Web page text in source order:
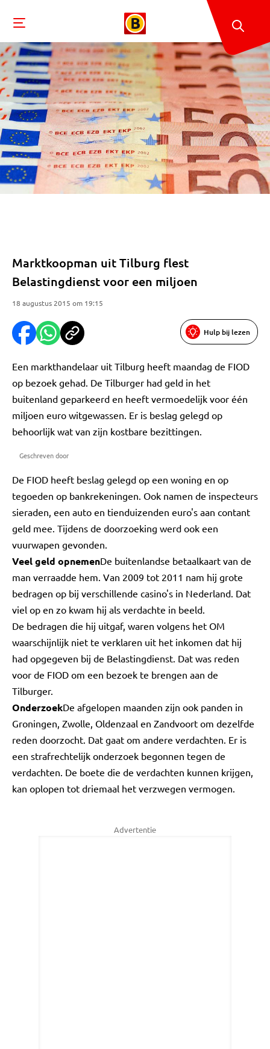
Marktkoopman uit Tilburg flest
Belastingdienst voor een miljoen
18 augustus 2015 om 19:15
Hulp bij lezen
Een markthandelaar uit Tilburg heeft maandag de FIOD
op bezoek gehad. De Tilburger had geld in het
buitenland geparkeerd en heeft vermoedelijk voor één
miljoen euro witgewassen. Er is beslag gelegd op
behoorlijk wat van zijn kostbare bezittingen.
Geschreven door
De FIOD heeft beslag gelegd op een woning en op
tegoeden op bankrekeningen. Ook namen de inspecteurs
sieraden, een auto en tienduizenden euro's aan contant
geld mee. Tijdens de doorzoeking werd ook een
vuurwapen gevonden.
Veel geld opnemenDe buitenlandse betaalkaart van de
man verraadde hem. Van 2009 tot 2011 nam hij grote
bedragen op bij verschillende casino's in Nederland. Dat
viel op en zo kwam hij als verdachte in beeld.
De bedragen die hij uitgaf, waren volgens het OM
waarschijnlijk niet te verklaren uit het inkomen dat hij
had opgegeven bij de Belastingdienst. Dat was reden
voor de FIOD om een bezoek te brengen aan de
Tilburger.
OnderzoekDe afgelopen maanden zijn ook panden in
Groningen, Zwolle, Oldenzaal en Zandvoort om dezelfde
reden doorzocht. Dat gaat om andere verdachten. Er is
een strafrechtelijk onderzoek begonnen tegen de
verdachten. De boete die de verdachten kunnen krijgen,
kan oplopen tot driemaal het verzwegen vermogen.
Advertentie